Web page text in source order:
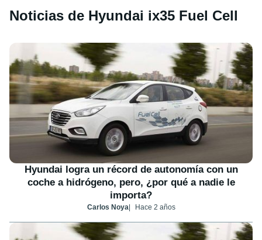
Noticias de Hyundai ix35 Fuel Cell
Hyundai logra un récord de autonomía con un
coche a hidrógeno, pero, ¿por qué a nadie le
importa?
Carlos Noya Hace 2 años